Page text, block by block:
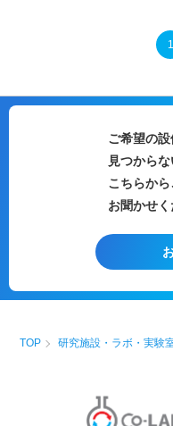
RoHSなどによる
ミウムなど）の規
場合は100ppmな
や産業廃液、製品
◯生体試料に含ま
体内に蓄積された
に排出される場合
分析、定量化する
消費者の健康保護
る基準値が設けら
られています。こ
※組織により上記実験
1
ご希望の
見つからな
こちらか
お聞かせ
TOP 研究施設・ラボ・実験